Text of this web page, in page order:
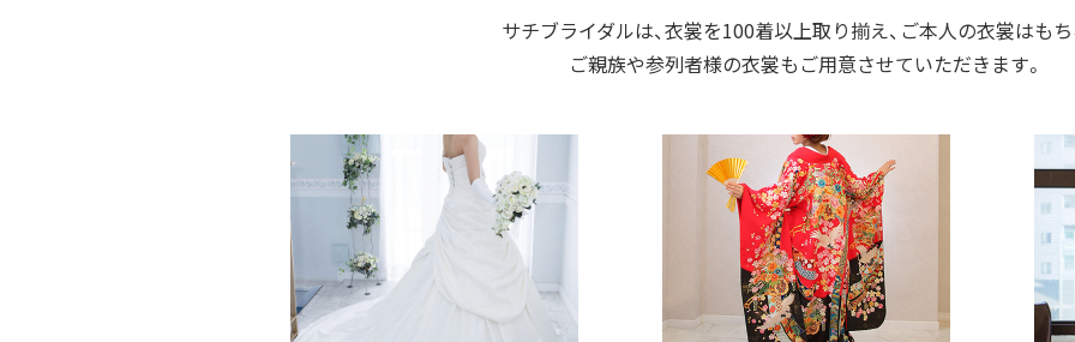
サチブライダルは、衣裳を100着以上取り揃え、ご本人の衣裳はも
ご親族や参列者様の衣裳もご用意させていただきます。